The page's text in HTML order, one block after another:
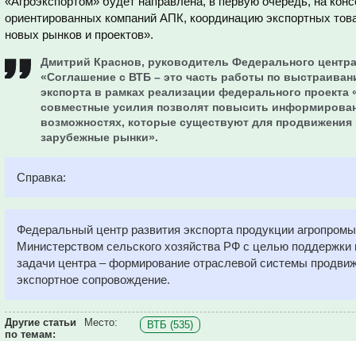
ориентированных компаний АПК, координацию экспортных
новых рынков и проектов».
Дмитрий Краснов, руководитель Федерального
«Соглашение с ВТБ – это часть работы по
экспорта в рамках реализации федерального
совместные усилия позволят повысить
возможностях, которые существуют для продвижения
зарубежные рынки».
Справка:
Федеральный центр развития экспорта продукции
Министерством сельского хозяйства РФ с целью
задачи центра – формирование отраслевой системы
экспортное сопровождение.
Другие статьи
по темам:
Место: ВТБ (535)